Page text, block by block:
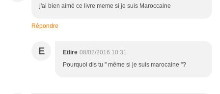
j'ai bien aimé ce livre meme si je suis Maroccaine
Répondre
E Etlire 08/02/2016 10:31
Pourquoi dis tu " même si je suis marocaine "?